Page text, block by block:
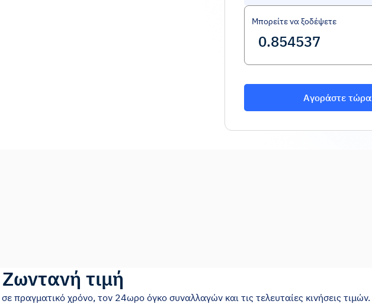
Μπορείτε να ξοδέψετε
Αγοράστε τώρα
Ζωντανή τιμή
σε πραγματικό χρόνο, τον 24ωρο όγκο συναλλαγών και τις τελευταίες κινήσεις τιμών.